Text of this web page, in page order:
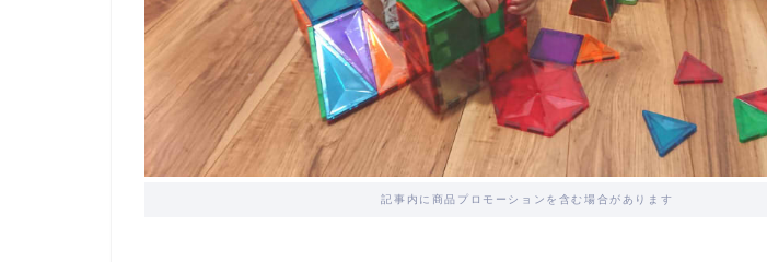
記事内に商品プロモーションを含む場合があります